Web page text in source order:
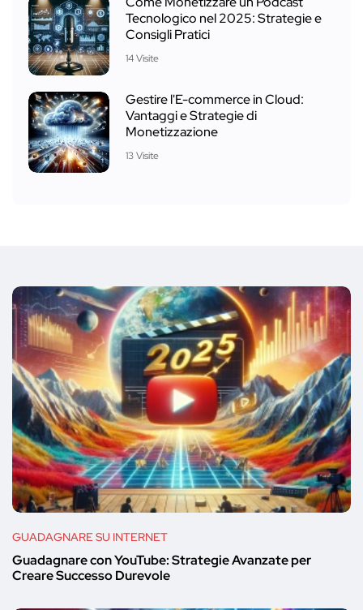
Tecnologico nel 2025: Strategie e
Consigli Pratici
14 Visite
Gestire l'E-commerce in Cloud:
Vantaggi e Strategie di
Monetizzazione
13 Visite
GUADAGNARE SU INTERNET
Guadagnare con YouTube: Strategie Avanzate per
Creare Successo Durevole